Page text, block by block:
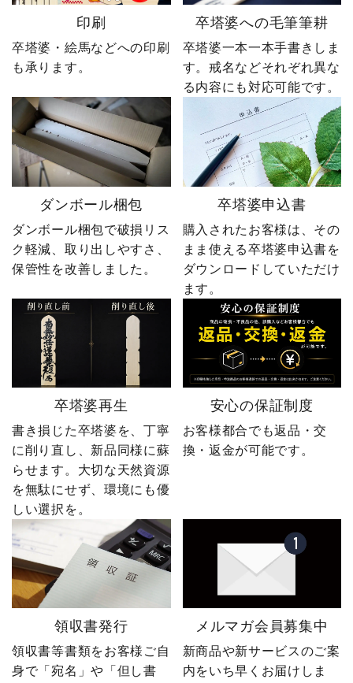
お買い物を続ける 購入画面へすすむ
印刷
卒塔婆・絵馬などへの印刷
も承ります。
卒塔婆への毛筆筆耕
卒塔婆一本一本手書きしま
す。戒名などそれぞれ異な
る内容にも対応可能です。
ダンボール梱包
ダンボール梱包で破損リス
ク軽減、取り出しやすさ、
保管性を改善しました。
卒塔婆申込書
購入されたお客様は、その
まま使える卒塔婆申込書を
ダウンロードしていただけ
ます。
卒塔婆再生
書き損じた卒塔婆を、丁寧
に削り直し、新品同様に蘇
らせます。大切な天然資源
を無駄にせず、環境にも優
しい選択を。
安心の保証制度
お客様都合でも返品・交
換・返金が可能です。
領収書発行
領収書等書類をお客様ご自
身で「宛名」や「但し書
メルマガ会員募集中
新商品や新サービスのご案
内をいち早くお届けしま